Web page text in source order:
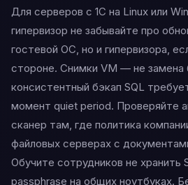
Для серверов с 1С на Linux или
гипервизор не забывайте про
гостевой ОС, но и гипервизора,
стороне. Снимки VM — не
консистентный бэкап SQL
момент quiet period. Проверяйте
сканер там, где политика
файловых серверах с
Обучите сотрудников не хранить
passphrase на общих ноутбуках.